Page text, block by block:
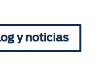
y noticias